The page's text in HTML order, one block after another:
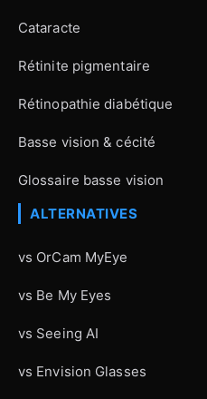
Cataracte
Rétinite pigmentaire
Rétinopathie diabétique
Basse vision & cécité
Glossaire basse vision
ALTERNATIVES
vs OrCam MyEye
vs Be My Eyes
vs Seeing AI
vs Envision Glasses